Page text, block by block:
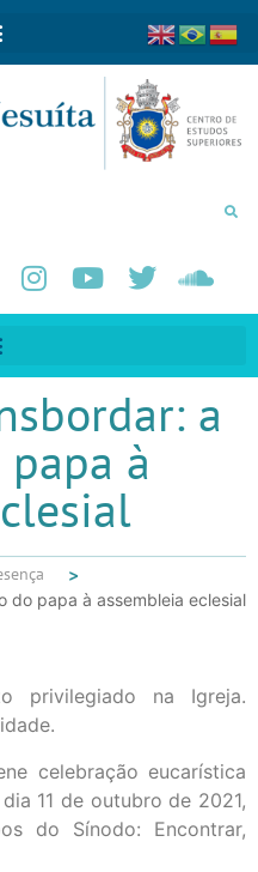
a
à
do papa à assembleia eclesial
privilegiado na Igreja.
celebração eucarística
11 de outubro de 2021,
do Sínodo: Encontrar,